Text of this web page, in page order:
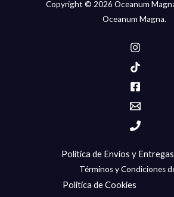
Copyright © 2026 Oceanum
Oceanum Magna.
Politica de Envíos y Entregas
Términos y Condiciones
Politica de Cookies